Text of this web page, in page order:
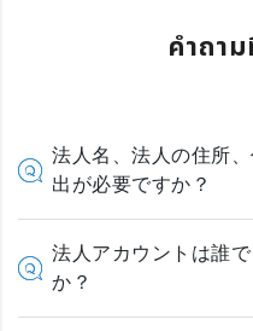
คำถา
法人名、法人の住所
出が必要ですか？
法人アカウントは誰
か？